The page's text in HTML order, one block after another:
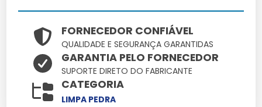
sem danificar o material.
Benefícios do Uso
O uso de limpa pedra proporciona superfícies mais
limpas e preservadas, aumentando a durabilidade das
pedras.
FORNECEDOR CONFIÁVEL
QUALIDADE E SEGURANÇA GARANTIDAS
GARANTIA PELO FORNECEDOR
SUPORTE DIRETO DO FABRICANTE
CATEGORIA
LIMPA PEDRA